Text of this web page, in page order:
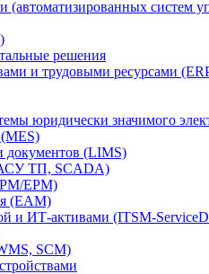
систем
решения
и трудовыми ресурсами
юридически значимого
документов (LIMS)
(АСУ ТП, SCADA)
EPM)
(EAM)
и ИТ-активами (ITSM-
SCM)